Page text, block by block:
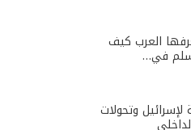
العرب كيف
في…
لإسرائيل وتحولات